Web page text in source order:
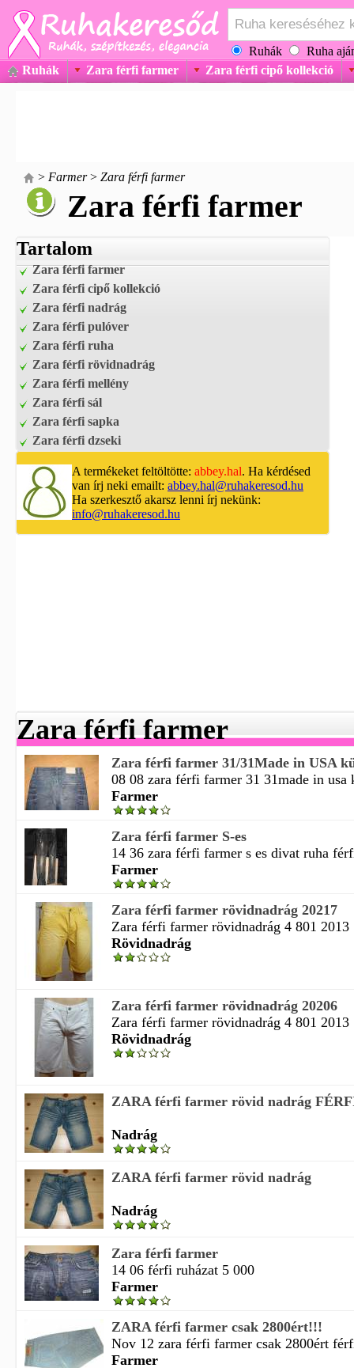
Ruhák
Ruha
Ruhák
Zara férfi farmer Zara férfi cipő kollekció
> Farmer> Zara férfi farmer
Zara férfi farmer
Tartalom
Zara férfi farmer
Zara férfi cipő kollekció
Zara férfi nadrág
Zara férfi pulóver
Zara férfi ruha
Zara férfi rövidnadrág
Zara férfi mellény
Zara férfi sál
Zara férfi sapka
Zara férfi dzseki
A termékeket feltöltötte: abbey.hal. Ha kérdésed
van írj neki emailt: abbey.hal@ruhakeresod.hu
Ha szerkesztő akarsz lenni írj nekünk:
info@ruhakeresod.hu
Zara férfi farmer
Zara férfi farmer 31/31Made in USA
08 08 zara férfi farmer 31 31made in usa
Farmer
Zara férfi farmer S-es
14 36 zara férfi farmer s es divat ruha
Farmer
Zara férfi farmer rövidnadrág 20217
Zara férfi farmer rövidnadrág 4 801 2013
Rövidnadrág
Zara férfi farmer rövidnadrág 20206
Zara férfi farmer rövidnadrág 4 801 2013
Rövidnadrág
ZARA férfi farmer rövid nadrág
Nadrág
ZARA férfi farmer rövid nadrág
Nadrág
Zara férfi farmer
14 06 férfi ruházat 5 000
Farmer
ZARA férfi farmer csak 2800ért!!!
Nov 12 zara férfi farmer csak 2800ért
Farmer